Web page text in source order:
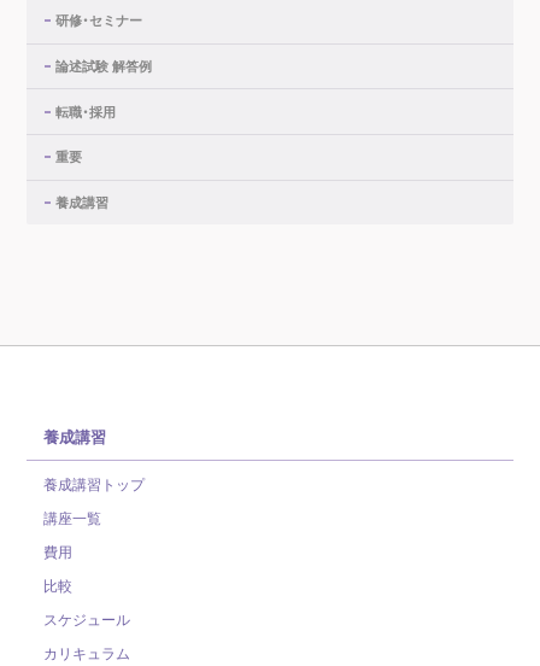
研修・セミナー
論述試験 解答例
転職・採用
重要
養成講習
養成講習
養成講習トップ
講座一覧
費用
比較
スケジュール
カリキュラム